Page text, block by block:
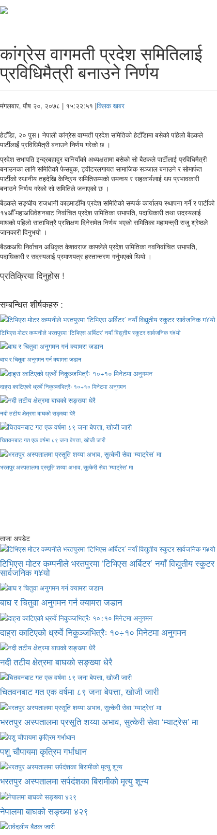
कांग्रेस वागमती प्रदेश समितिलाई
प्रविधिमैत्री बनाउने निर्णय
मंगलबार, पौष २०, २०७८ | १५:२२:५१ |क्लिक खबर
हेटौँडा, २० पुस। नेपाली कांग्रेस वाग्मती प्रदेश समितिको हेटौँडामा बसेको पहिलो बैठकले
पार्टीलार्ई प्रविधिमैत्री बनाउने निर्णय गरेको छ ।
प्रदेश सभापति इन्द्रबहादुर बानियाँको अध्यक्षतामा बसेको सो बैठकले पार्टीलाई प्रविधिमैत्री
बनाउनका लागि समितिको फेसबुक, ट्वीटरलगायत सामाजिक सञ्जाल बनाउने र सोमार्फत
पार्टीको स्थानीय तहदेखि केन्द्रिय समितिसम्मको समन्वय र सहकार्यलाई थप प्रभावकारी
बनाउने निर्णय गरेको सो समितिले जनाएको छ ।
बैठकले सङ्घीय राजधानी काठमाडौँमा प्रदेश समितिको सम्पर्क कार्यालय स्थापना गर्ने र पार्टीको
१४औँ महाअधिवेशनबाट निर्वाचित प्रदेश समितिका सभापति, पदाधिकारी तथा सदस्यलाई
माघको पहिलो साताभित्रै प्रशिक्षण दिनेसमेत निर्णय भएको समितिका महामन्त्री राजु श्रेष्ठले
जानकारी दिनुभयो ।
बैठकअघि निर्वाचन अधिकृत केशवराज काफ्लेले प्रदेश समितिका नवनिर्वाचित सभापति,
पदाधिकारी र सदस्यलाई प्रमाणपत्र हस्तान्तरण गर्नुभएको थियो ।
प्रतिक्रिया दिनुहोस !
सम्बन्धित शीर्षकहरु :
टिभिएस मोटर कम्पनीले भरतपुरमा ‘टिभिएस अर्बिटर’ नयाँ विद्युतीय स्कुटर सार्वजनिक ग¥यो
बाघ र चितुवा अनुगमन गर्न क्यामरा जडान
दाह्रा काटिएको ध्रुर्वे निकुञ्जभित्रैः १०÷१० मिनेटमा अनुगमन
नदी तटीय क्षेत्रमा बाघको सङ्ख्या धेरै
चितवनबाट गत एक वर्षमा ८९ जना बेपत्ता, खोजी जारी
भरतपुर अस्पतालमा प्रसूति शय्या अभाव, सुत्केरी सेवा ‘म्याट्रेस’ मा
ताजा अपडेट
टिभिएस मोटर कम्पनीले भरतपुरमा ‘टिभिएस अर्बिटर’ नयाँ विद्युतीय स्कुटर
सार्वजनिक ग¥यो
बाघ र चितुवा अनुगमन गर्न क्यामरा जडान
दाह्रा काटिएको ध्रुर्वे निकुञ्जभित्रैः १०÷१० मिनेटमा अनुगमन
नदी तटीय क्षेत्रमा बाघको सङ्ख्या धेरै
चितवनबाट गत एक वर्षमा ८९ जना बेपत्ता, खोजी जारी
भरतपुर अस्पतालमा प्रसूति शय्या अभाव, सुत्केरी सेवा ‘म्याट्रेस’ मा
पशु चौपायमा कृत्रिम गर्भाधान
भरतपुर अस्पतालमा सर्पदंशका बिरामीको मृत्यु शून्य
नेपालमा बाघको सङ्ख्या ४२९